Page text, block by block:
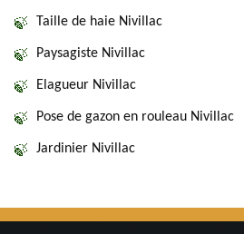
Taille de haie Nivillac
Paysagiste Nivillac
Elagueur Nivillac
Pose de gazon en rouleau Nivillac
Jardinier Nivillac